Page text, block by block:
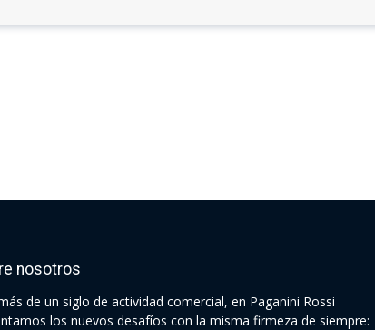
nosotros
de un siglo de actividad comercial, en Paganini Rossi
los nuevos desafíos con la misma firmeza de siempre: